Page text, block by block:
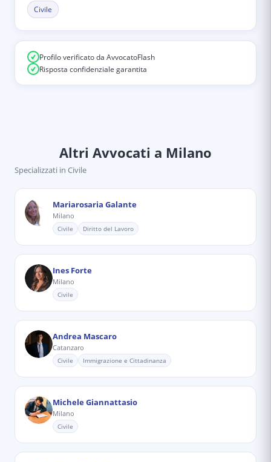
Civile
Profilo verificato da AvvocatoFlash
Risposta confidenziale garantita
Altri Avvocati a Milano
Specializzati in Civile
Mariarosaria Galante
Milano
Civile Diritto del Lavoro
Ines Forte
Milano
Civile
Andrea Mascaro
Catanzaro
Civile Immigrazione e Cittadinanza
Michele Giannattasio
Milano
Civile